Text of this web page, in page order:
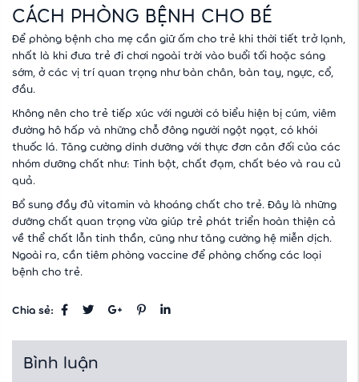
CÁCH PHÒNG BỆNH CHO BÉ
Để phòng bệnh cha mẹ cần giữ ấm cho trẻ khi thời tiết trở lạnh,
nhất là khi đưa trẻ đi chơi ngoài trời vào buổi tối hoặc sáng
sớm, ở các vị trí quan trọng như bàn chân, bàn tay, ngực, cổ,
đầu.
Không nên cho trẻ tiếp xúc với người có biểu hiện bị cúm, viêm
đường hô hấp và những chỗ đông người ngột ngạt, có khói
thuốc lá. Tăng cường dinh dưỡng với thực đơn cân đối của các
nhóm dưỡng chất như: Tinh bột, chất đạm, chất béo và rau củ
quả.
Bổ sung đầy đủ vitamin và khoáng chất cho trẻ. Đây là những
dưỡng chất quan trọng vừa giúp trẻ phát triển hoàn thiện cả
về thể chất lẫn tinh thần, cũng như tăng cường hệ miễn dịch.
Ngoài ra, cần tiêm phòng vaccine để phòng chống các loại
bệnh cho trẻ.
Chia sẻ:
Bình luận